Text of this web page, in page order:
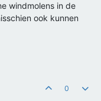
windmolens in de
ook kunnen
0